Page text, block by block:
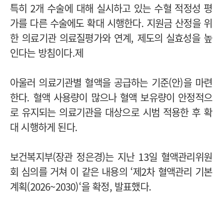
특히 2개 수술에 대해 실시하고 있는 수혈 적정성 평
가를 다른 수술에도 확대 시행한다. 지원금 산정을 위
한 의료기관 의료질평가와 연계, 제도의 실효성을 높
인다는 방침이다.제
아울러 의료기관별 혈액을 공급하는 기준(안)을 마련
한다. 혈액 사용량이 많으나 혈액 보유량이 안정적으
로 유지되는 의료기관을 대상으로 시범 적용한 후 확
대 시행하게 된다.
보건복지부(장관 정은경)는 지난 13일 혈액관리위원
회 심의를 거쳐 이 같은 내용의 ‘제2차 혈액관리 기본
계획(2026~2030)‘을 확정, 발표했다.